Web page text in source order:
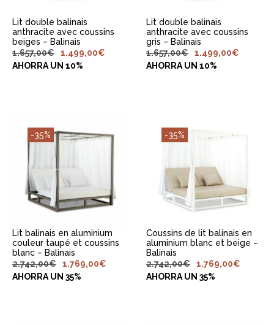
Lit double balinais
anthracite avec coussins
beiges – Balinais
1.657,00€ 1.499,00€
AHORRA UN 10%
Lit double balinais
anthracite avec coussins
gris – Balinais
1.657,00€ 1.499,00€
AHORRA UN 10%
-35%
AJOUTER AU
PANIER
Lit balinais en aluminium
couleur taupé et coussins
blanc – Balinais
2.742,00€ 1.769,00€
AHORRA UN 35%
-35%
AJOUTER AU
PANIER
Coussins de lit balinais en
aluminium blanc et beige –
Balinais
2.742,00€ 1.769,00€
AHORRA UN 35%